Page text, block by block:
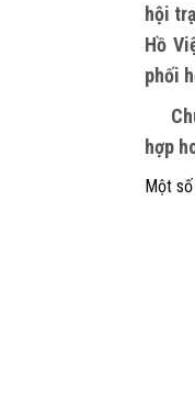
hội
Hồ
phối
hợp
Một số